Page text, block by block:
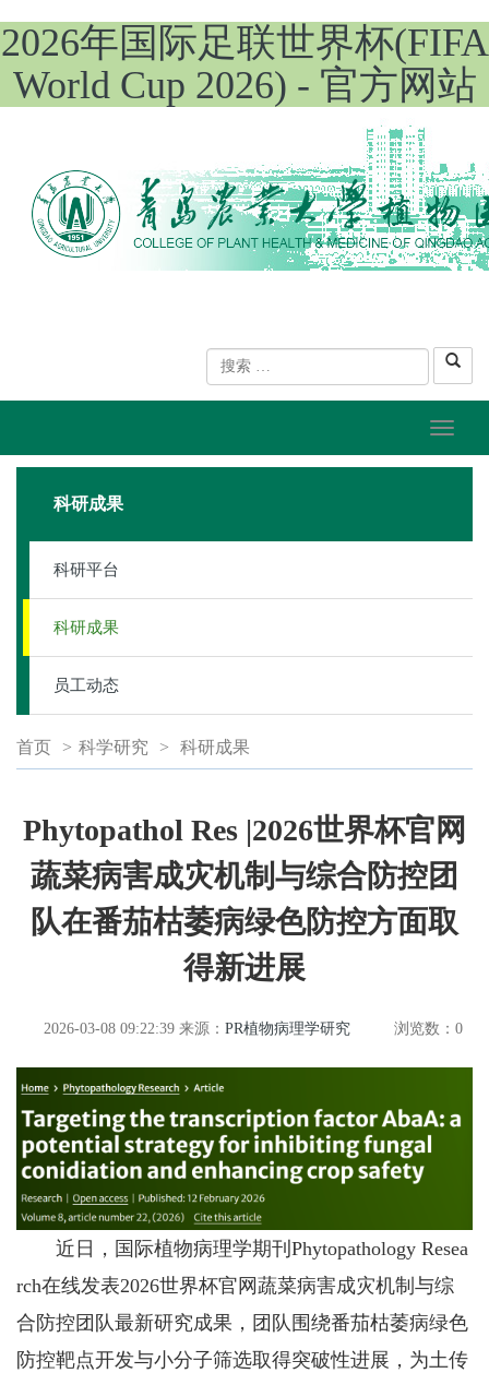
2026年国际足联世界杯(FIFA
World Cup 2026) - 官方网站
科研成果
科研平台
科研成果
员工动态
首页 > 科学研究 > 科研成果
Phytopathol Res |2026世界杯官网
蔬菜病害成灾机制与综合防控团
队在番茄枯萎病绿色防控方面取
得新进展
2026-03-08 09:22:39 来源： PR植物病理学研究 浏览数： 0
近日，国际植物病理学期刊Phytopathology Resea
rch在线发表2026世界杯官网蔬菜病害成灾机制与综
合防控团队最新研究成果，团队围绕番茄枯萎病绿色
防控靶点开发与小分子筛选取得突破性进展，为土传